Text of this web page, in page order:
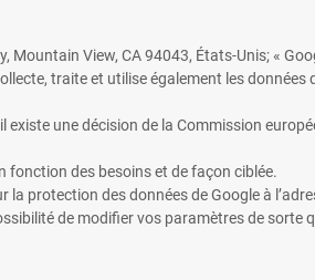
View, CA 94043, États-Unis; «
traite et utilise également les données
une décision de la Commission
fonction des besoins et de façon ciblée.
protection des données de Google à
de modifier vos paramètres de sorte